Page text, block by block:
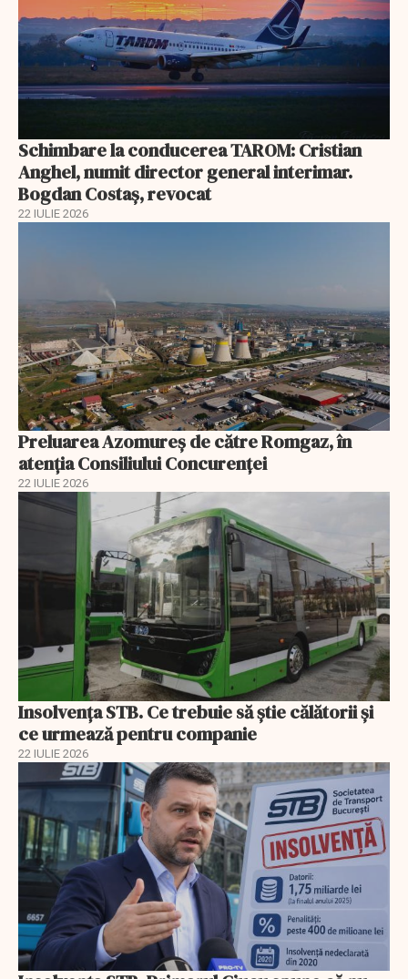
Schimbare la conducerea TAROM: Cristian
Anghel, numit director general interimar.
Bogdan Costaș, revocat
22 IULIE 2026
Preluarea Azomureş de către Romgaz, în
atenţia Consiliului Concurenţei
22 IULIE 2026
Insolvenţa STB. Ce trebuie să ştie călătorii şi
ce urmează pentru companie
22 IULIE 2026